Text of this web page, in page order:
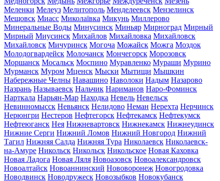
Меленки Мелеуз Мелитополь Менделеевск Мензелинск
Мещовск Миасс Миколаївка Микунь Миллерово
Минеральные Воды Минусинск Миньяр Мирноград Мирный
Мирный Миусинск Михайлов Михайловка Михайловск
Михайловск Мичуринск Могоча Можайск Можга Моздок
Молодогвардейск Молочанск Мончегорск Морозовск
Моршанск Мосальск Моспино Муравленко Мураши Мурино
Мурманск Муром Мценск Мыски Мытищи Мышкин
Набережные Челны Навашино Наволоки Надым Назарово
Назрань Называевск Нальчик Нариманов Наро-Фоминск
Нарткала Нарьян-Мар Находка Невель Невельск
Невинномысск Невьянск Нелидово Неман Нерехта Нерчинск
Нерюнгри Нестеров Нефтегорск Нефтекамск Нефтекумск
Нефтеюганск Нея Нижневартовск Нижнекамск Нижнеудинск
Нижние Серги Нижний Ломов Нижний Новгород Нижний
Тагил Нижняя Салда Нижняя Тура Николаевск Николаевск-
на-Амуре Никольск Никольск Никольское Новая Каховка
Новая Ладога Новая Ляля Новоазовск Новоалександровск
Новоалтайск Новоаннинский Нововоронеж Новогродовка
Новодвинск Новодружеск Новозыбков Новокубанск